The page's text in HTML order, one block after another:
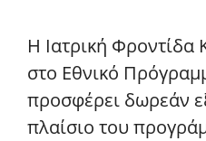
Η Ιατρική Φροντίδα
στο Εθνικό
προσφέρει δωρεάν
πλαίσιο του